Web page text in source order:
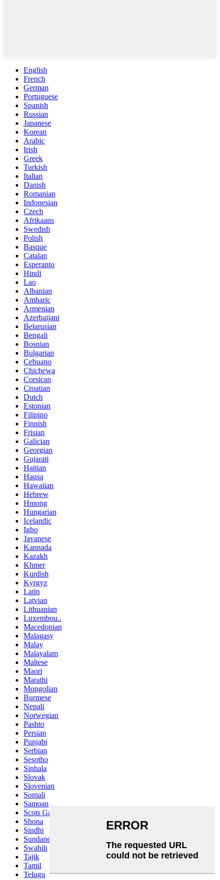
English
French
German
Portuguese
Spanish
Russian
Japanese
Korean
Arabic
Irish
Greek
Turkish
Italian
Danish
Romanian
Indonesian
Czech
Afrikaans
Swedish
Polish
Basque
Catalan
Esperanto
Hindi
Lao
Albanian
Amharic
Armenian
Azerbaijani
Belarusian
Bengali
Bosnian
Bulgarian
Cebuano
Chichewa
Corsican
Croatian
Dutch
Estonian
Filipino
Finnish
Frisian
Galician
Georgian
Gujarati
Haitian
Hausa
Hawaiian
Hebrew
Hmong
Hungarian
Icelandic
Igbo
Javanese
Kannada
Kazakh
Khmer
Kurdish
Kyrgyz
Latin
Latvian
Lithuanian
Luxembou..
Macedonian
Malagasy
Malay
Malayalam
Maltese
Maori
Marathi
Mongolian
Burmese
Nepali
Norwegian
Pashto
Persian
Punjabi
Serbian
Sesotho
Sinhala
Slovak
Slovenian
Somali
Samoan
Scots Gaelic
Shona
Sindhi
Sundanese
Swahili
Tajik
Tamil
Telugu